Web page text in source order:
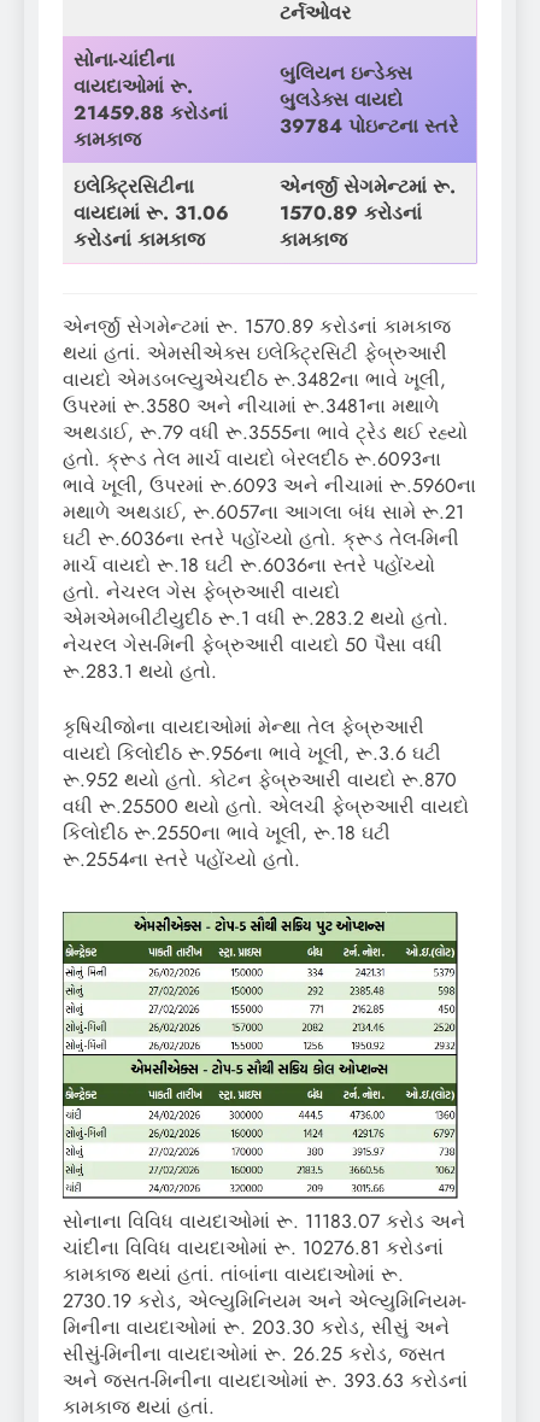
ટર્નઓવર
સોના-ચાંદીના
વાયદાઓમાં રૂ.
21459.88 કરોડનાં
કામકાજ
બુલિયન ઇન્ડેક્સ
બુલડેક્સ વાયદો
39784 પોઇન્ટના સ્તરે
ઇલેક્ટ્રિસિટીના
વાયદામાં રૂ. 31.06
કરોડનાં કામકાજ
એનર્જી સેગમેન્ટમાં રૂ.
1570.89 કરોડનાં
કામકાજ
એનર્જી સેગમેન્ટમાં રૂ. 1570.89 કરોડનાં કામકાજ
થયાં હતાં. એમસીએક્સ ઇલેક્ટ્રિસિટી ફેબ્રુઆરી
વાયદો એમડબલ્યુએચદીઠ રૂ.3482ના ભાવે ખૂલી,
ઉપરમાં રૂ.3580 અને નીચામાં રૂ.3481ના મથાળે
અથડાઈ, રૂ.79 વધી રૂ.3555ના ભાવે ટ્રેડ થઈ રહ્યો
હતો. ક્રૂડ તેલ માર્ચ વાયદો બેરલદીઠ રૂ.6093ના
ભાવે ખૂલી, ઉપરમાં રૂ.6093 અને નીચામાં રૂ.5960ના
મથાળે અથડાઈ, રૂ.6057ના આગલા બંધ સામે રૂ.21
ઘટી રૂ.6036ના સ્તરે પહોંચ્યો હતો. ક્રૂડ તેલ-મિની
માર્ચ વાયદો રૂ.18 ઘટી રૂ.6036ના સ્તરે પહોંચ્યો
હતો. નેચરલ ગેસ ફેબ્રુઆરી વાયદો
એમએમબીટીયુદીઠ રૂ.1 વધી રૂ.283.2 થયો હતો.
નેચરલ ગેસ-મિની ફેબ્રુઆરી વાયદો 50 પૈસા વધી
રૂ.283.1 થયો હતો.
કૃષિચીજોના વાયદાઓમાં મેન્થા તેલ ફેબ્રુઆરી
વાયદો કિલોદીઠ રૂ.956ના ભાવે ખૂલી, રૂ.3.6 ઘટી
રૂ.952 થયો હતો. કોટન ફેબ્રુઆરી વાયદો રૂ.870
વધી રૂ.25500 થયો હતો. એલચી ફેબ્રુઆરી વાયદો
કિલોદીઠ રૂ.2550ના ભાવે ખૂલી, રૂ.18 ઘટી
રૂ.2554ના સ્તરે પહોંચ્યો હતો.
સોનાના વિવિધ વાયદાઓમાં રૂ. 11183.07 કરોડ અને
ચાંદીના વિવિધ વાયદાઓમાં રૂ. 10276.81 કરોડનાં
કામકાજ થયાં હતાં. તાંબાંના વાયદાઓમાં રૂ.
2730.19 કરોડ, એલ્યુમિનિયમ અને એલ્યુમિનિયમ-
મિનીના વાયદાઓમાં રૂ. 203.30 કરોડ, સીસું અને
સીસું-મિનીના વાયદાઓમાં રૂ. 26.25 કરોડ, જસત
અને જસત-મિનીના વાયદાઓમાં રૂ. 393.63 કરોડનાં
કામકાજ થયાં હતાં.